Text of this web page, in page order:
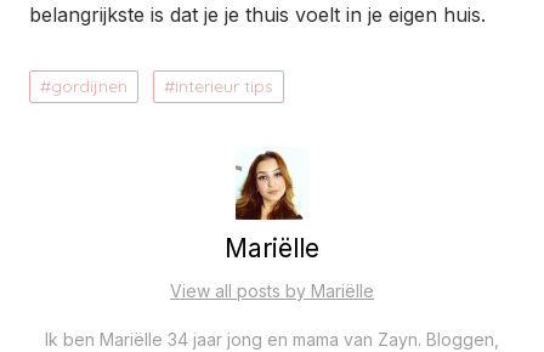
belangrijkste is dat je je thuis voelt in je eigen huis.
gordijnen interieur tips
Mariëlle
View all posts by Mariëlle
Ik ben Mariëlle 34 jaar jong en mama van Zayn. Bloggen,